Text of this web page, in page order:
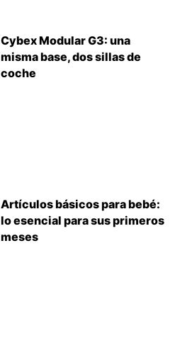
Cybex Modular G3: una
misma base, dos sillas de
coche
Artículos básicos para bebé:
lo esencial para sus primeros
meses